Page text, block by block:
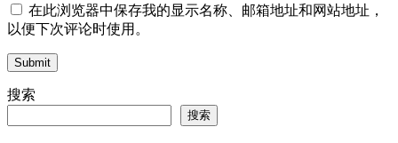
在此浏览器中保存我的显示名称、邮箱地址和网站地址，
以便下次评论时使用。
Submit
搜索
搜索